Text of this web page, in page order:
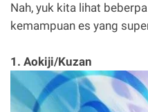
Nah, yuk kita lihat
kemampuan es yang
1. Aokiji/Kuzan